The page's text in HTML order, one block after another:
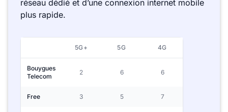
réseau dédié et d’une connexion internet mobile
plus rapide.
5G+ 5G 4G
Bouygues
Telecom
2 6 6
Free 3 5 7